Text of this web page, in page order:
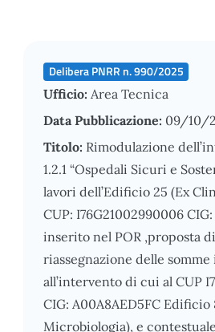
Delibera PNRR n. 990/2025
Ufficio: Area Tecnica
Data Pubblicazione: 09/10/
Titolo: Rimodulazione
1.2.1 “Ospedali Sicuri e
lavori dell’Edificio 25 (Ex
CUP: I76G21002990006
inserito nel POR ,proposta
riassegnazione delle
all’intervento di cui al CUP
CIG: A00A8AED5FC Edificio
Microbiologia), e